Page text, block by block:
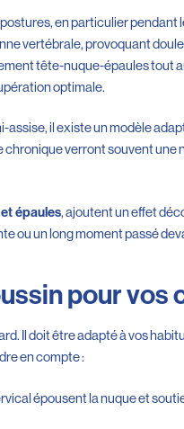
en particulier pendant
vertébrale, provoquant
tête-nuque-épaules tout
optimale.
il existe un modèle
chronique verront souvent une
épaules, ajoutent un effet
ou un long moment passé
pour vos
Il doit être adapté à vos
en compte :
épousent la nuque et